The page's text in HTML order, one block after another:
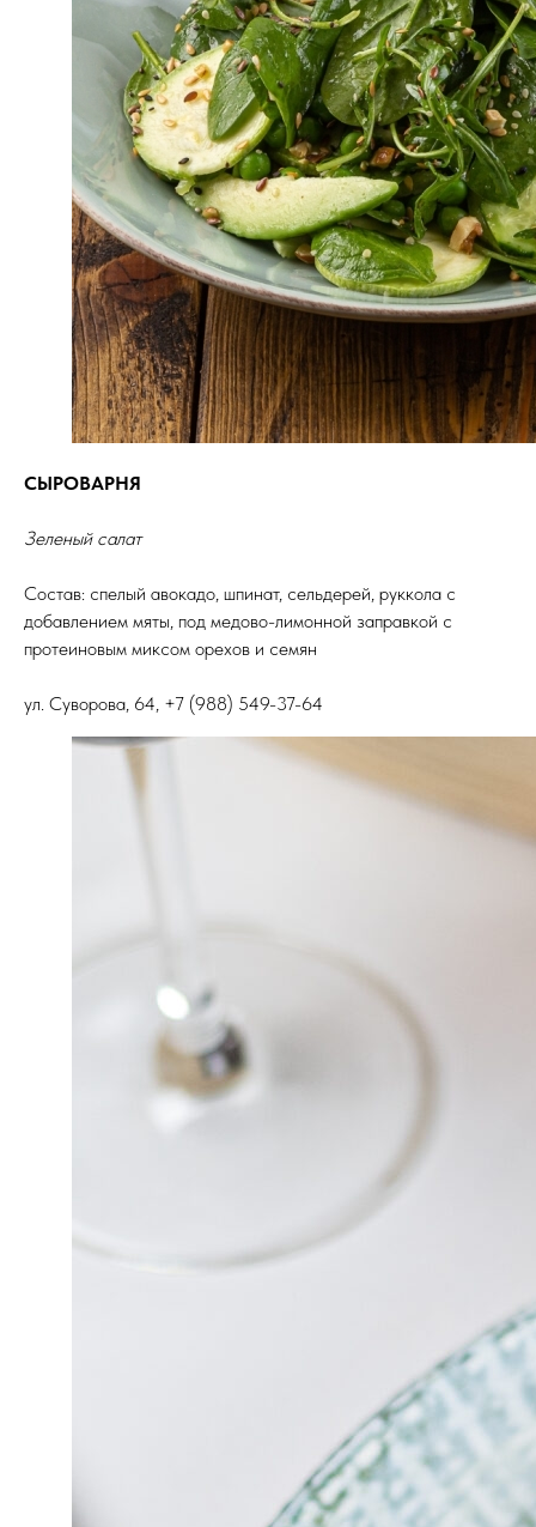
СЫРОВАРНЯ
Зеленый салат
Состав: спелый авокадо, шпинат, сельдерей, руккола с
добавлением мяты, под медово-лимонной заправкой с
протеиновым миксом орехов и семян
ул. Суворова, 64, +7 (988) 549-37-64